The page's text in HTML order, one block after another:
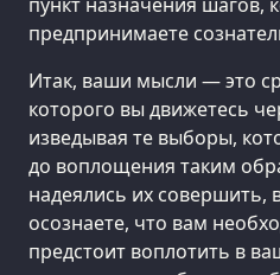
предпринимаете
Итак, ваши мысли — это
которого вы движетесь
изведывая те выборы,
до воплощения таким
надеялись их совершить,
осознаете, что вам
предстоит воплотить в